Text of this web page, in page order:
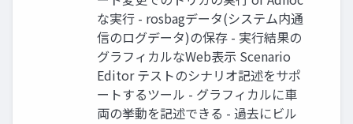
な実行 - rosbagデータ(システム内通
信のログデータ)の保存 - 実行結果の
グラフィカルなWeb表示 Scenario
Editor テストのシナリオ記述をサポ
ートするツール - グラフィカルに車
両の挙動を記述できる - 過去にビル